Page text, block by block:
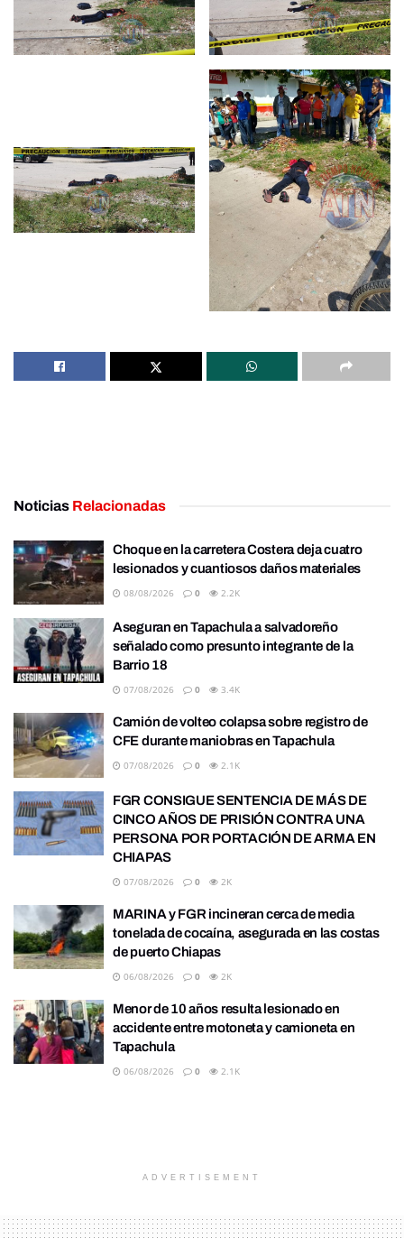
Noticias Relacionadas
Choque en la carretera Costera deja cuatro
lesionados y cuantiosos daños materiales
08/08/2026 0 2.2K
Aseguran en Tapachula a salvadoreño
señalado como presunto integrante de la
Barrio 18
07/08/2026 0 3.4K
Camión de volteo colapsa sobre registro de
CFE durante maniobras en Tapachula
07/08/2026 0 2.1K
FGR CONSIGUE SENTENCIA DE MÁS DE
CINCO AÑOS DE PRISIÓN CONTRA UNA
PERSONA POR PORTACIÓN DE ARMA EN
CHIAPAS
07/08/2026 0 2K
MARINA y FGR incineran cerca de media
tonelada de cocaína, asegurada en las costas
de puerto Chiapas
06/08/2026 0 2K
Menor de 10 años resulta lesionado en
accidente entre motoneta y camioneta en
Tapachula
06/08/2026 0 2.1K
ADVERTISEMENT